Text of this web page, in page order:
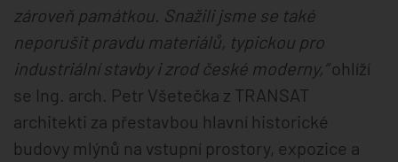
zároveň památkou. Snažili jsme se také
neporušit pravdu materiálů, typickou pro
industriální stavby i zrod české moderny,“ohlíží
se Ing. arch. Petr Všetečka z TRANSAT
architekti za přestavbou hlavní historické
budovy mlýnů na vstupní prostory, expozice a